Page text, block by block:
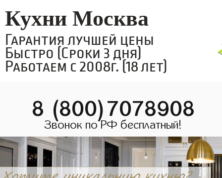
Кухни Москва
Гарантия лучшей цены
Быстро (Сроки 3 дня)
Работаем с 2008г. (18 лет)
8 (800)7078908
Звонок по РФ бесплатный!